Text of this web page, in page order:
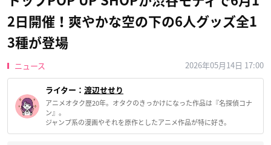
2日開催！爽やかな空の下の6人グッズ全1
3種が登場
ニュース 2026年05月14日 17:00
ライター： 渡辺せせり
アニメオタク歴20年。オタクのきっかけになった作品は『名探偵コナ
ン』。
ジャンプ系の漫画やそれを原作としたアニメ作品が特に好き。